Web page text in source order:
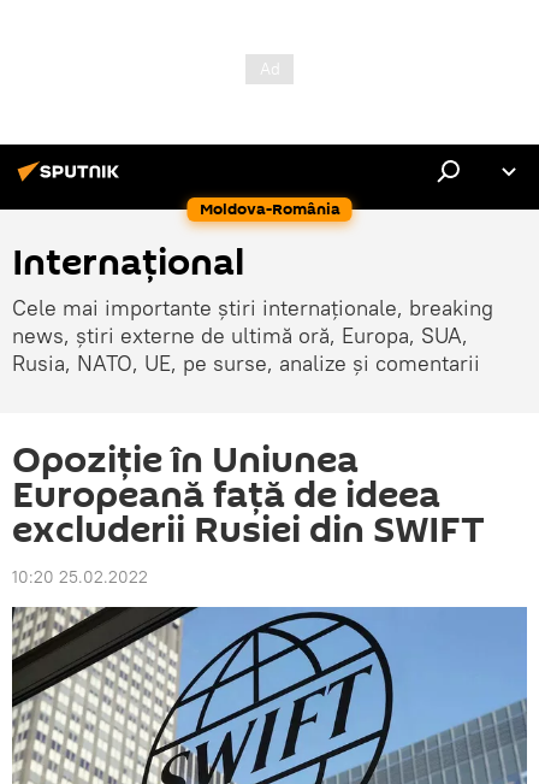
Moldova-România
Internaţional
Cele mai importante știri internaționale, breaking
news, știri externe de ultimă oră, Europa, SUA,
Rusia, NATO, UE, pe surse, analize și comentarii
Opoziție în Uniunea
Europeană față de ideea
excluderii Rusiei din SWIFT
10:20 25.02.2022